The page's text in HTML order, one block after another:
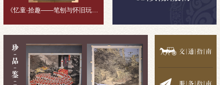
《忆童·拾趣——笔刨与怀旧玩具收藏展》展览回顾